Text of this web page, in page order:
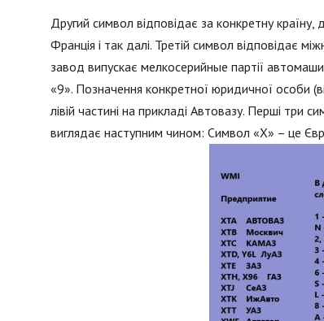
Другий символ відповідає за конкретну
Франція і так далі. Третій символ відповідає
завод випускає мелкосерийные партії
«9». Позначення конкретної юридичної особи
лівій частині на прикладі Автовазу. Перші три
виглядає наступним чином: Символ «X» – це